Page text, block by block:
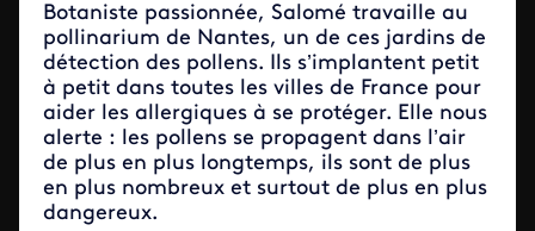
Botaniste passionnée, Salomé travaille au
pollinarium de Nantes, un de ces jardins de
détection des pollens. Ils s’implantent petit
à petit dans toutes les villes de France pour
aider les allergiques à se protéger. Elle nous
alerte : les pollens se propagent dans l’air
de plus en plus longtemps, ils sont de plus
en plus nombreux et surtout de plus en plus
dangereux.